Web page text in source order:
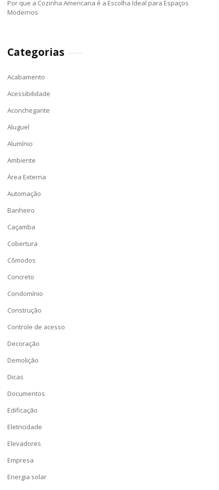
Por que a Cozinha Americana é a Escolha Ideal para Espaços
Modernos
Categorias
Acabamento
Acessibilidade
Aconchegante
Aluguel
Alumínio
Ambiente
Área Externa
Automação
Banheiro
Caçamba
Cobertura
Cômodos
Concreto
Condomínio
Construção
Controle de acesso
Decoração
Demolição
Dicas
Documentos
Edificação
Eletricidade
Elevadores
Empresa
Energia solar